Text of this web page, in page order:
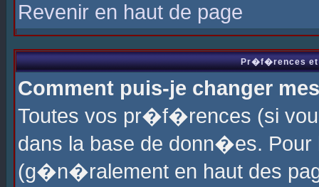
Revenir en haut de page
Pr�f�rences et
Comment puis-je changer
Toutes vos pr�f�rences (si
dans la base de donn�es.
(g�n�ralement en haut des